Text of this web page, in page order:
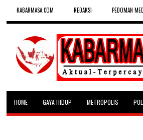
KABARMASA.COM REDAKSI PEDOMAN
HOME GAYA HIDUP METROPOLIS